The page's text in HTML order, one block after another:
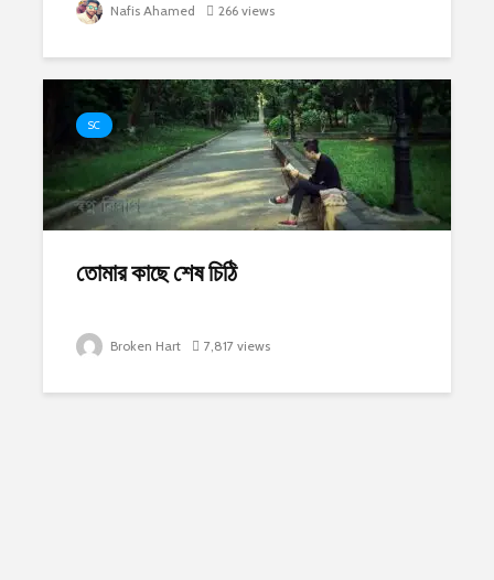
Nafis Ahamed 266 views
SC
তোমার কাছে শেষ চিঠি
Broken Hart 7,817 views